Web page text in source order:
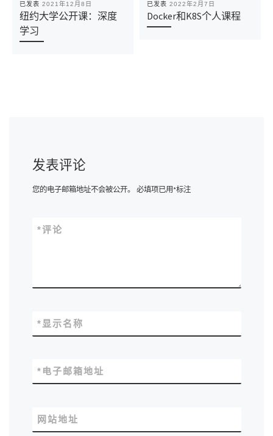
已发表 2021年12月8日
纽约大学公开课：深度
学习
已发表 2022年2月7日
Docker和K8S个人课程
发表评论
您的电子邮箱地址不会被公开。 必填项已用*标注
评论
*
显示名称
*
电子邮箱地址
*
网站地址